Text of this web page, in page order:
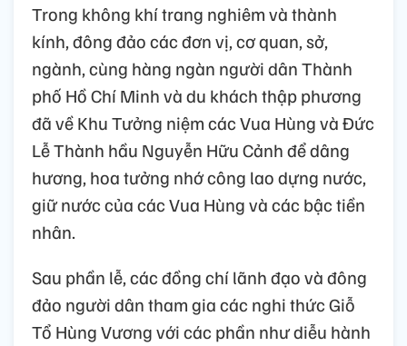
Trong không khí trang nghiêm và thành
kính, đông đảo các đơn vị, cơ quan, sở,
ngành, cùng hàng ngàn người dân Thành
phố Hồ Chí Minh và du khách thập phương
đã về Khu Tưởng niệm các Vua Hùng và Đức
Lễ Thành hầu Nguyễn Hữu Cảnh để dâng
hương, hoa tưởng nhớ công lao dựng nước,
giữ nước của các Vua Hùng và các bậc tiền
nhân.
Sau phần lễ, các đồng chí lãnh đạo và đông
đảo người dân tham gia các nghi thức Giỗ
Tổ Hùng Vương với các phần như diễu hành